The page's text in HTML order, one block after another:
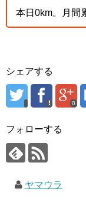
本日0km。月間
シェアする
0
フォローする
ヤマウラ